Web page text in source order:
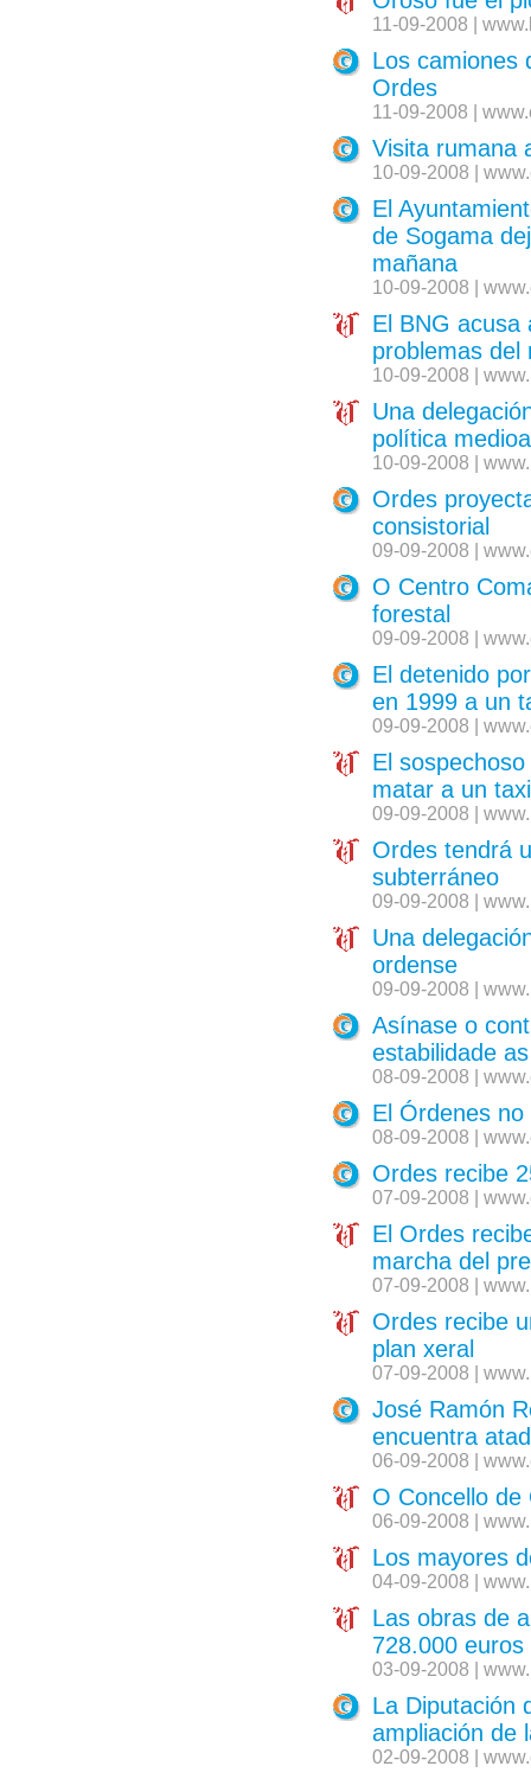
11-09-2008 |
Los camiones
Ordes
11-09-2008 |
Visita rumana
10-09-2008 |
El
de Sogama
mañana
10-09-2008 |
El BNG acusa
problemas del
10-09-2008 |
Una
política
10-09-2008 |
Ordes
consistorial
09-09-2008 |
O Centro
forestal
09-09-2008 |
El detenido
en 1999 a un
09-09-2008 |
El
matar a un
09-09-2008 |
Ordes tendrá
subterráneo
09-09-2008 |
Una
ordense
09-09-2008 |
Asínase o
estabilidade
08-09-2008 |
El Órdenes
08-09-2008 |
Ordes recibe
07-09-2008 |
El Ordes
marcha del
07-09-2008 |
Ordes recibe
plan xeral
07-09-2008 |
José Ramón
encuentra
06-09-2008 |
O Concello de
06-09-2008 |
Los mayores
04-09-2008 |
Las obras de
728.000 euros
03-09-2008 |
La Diputación
ampliación de
02-09-2008 |